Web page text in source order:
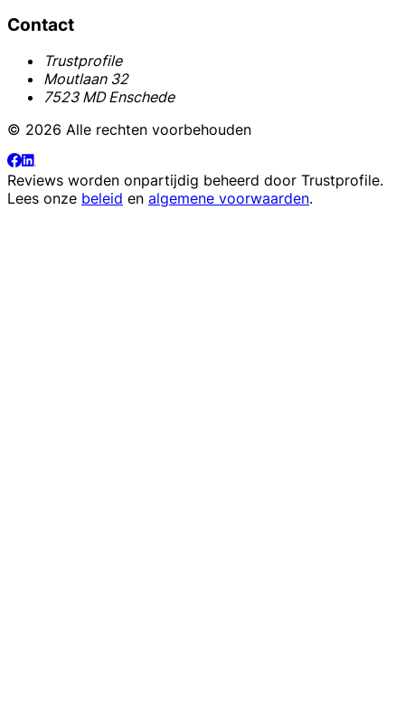
Contact
Trustprofile
Moutlaan 32
7523 MD Enschede
© 2026 Alle rechten voorbehouden
Reviews worden onpartijdig beheerd door Trustprofile.
Lees onze beleid en algemene voorwaarden.